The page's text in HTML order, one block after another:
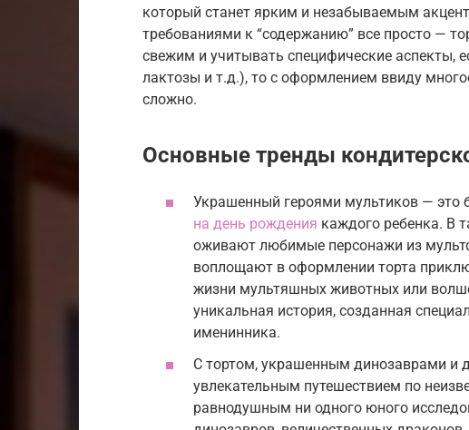
который станет ярким и незабываемым
требованиями к “содержанию” все просто —
свежим и учитывать специфические аспекты,
лактозы и т.д.), то с оформлением ввиду
сложно.
Основные тренды
Украшенный героями мультиков — это
на день рождения каждого ребенка. В
оживают любимые персонажи из
воплощают в оформлении торта
жизни мультяшных животных или
уникальная история, созданная
именинника.
С тортом, украшенным динозаврами и
увлекательным путешествием по
равнодушным ни одного юного